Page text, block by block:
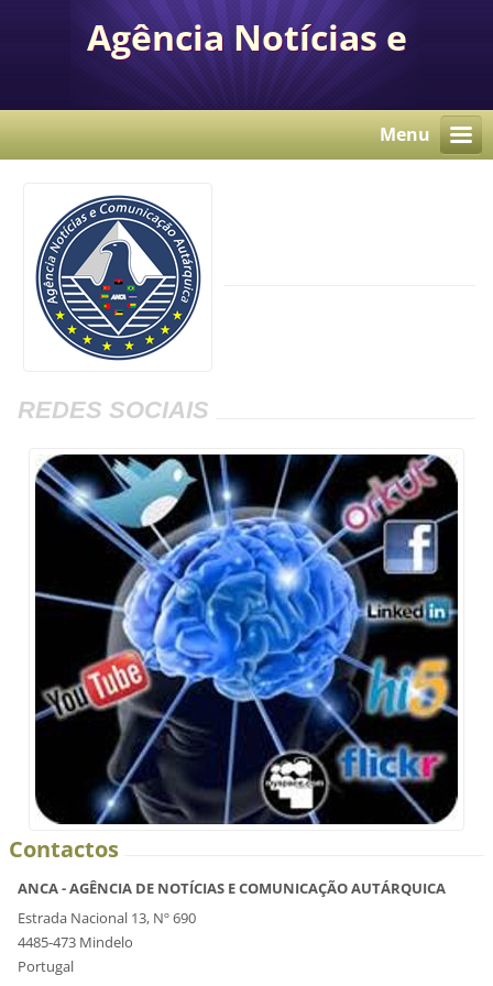
Agência Notícias e
Comunicação Autárquica
Menu
REDES SOCIAIS
Contactos
ANCA - AGÊNCIA DE NOTÍCIAS E COMUNICAÇÃO AUTÁRQUICA
Estrada Nacional 13, Nº 690
4485-473 Mindelo
Portugal